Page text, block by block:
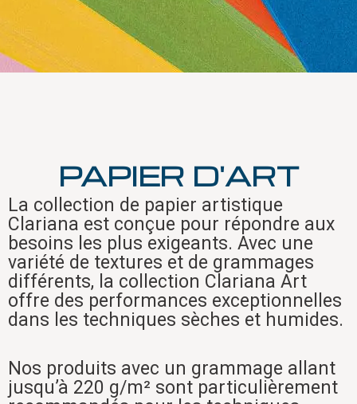
PAPIER D'ART
La collection de papier artistique
Clariana est conçue pour répondre aux
besoins les plus exigeants. Avec une
variété de textures et de grammages
différents, la collection Clariana Art
offre des performances exceptionnelles
dans les techniques sèches et humides.
Nos produits avec un grammage allant
jusqu’à 220 g/m² sont particulièrement